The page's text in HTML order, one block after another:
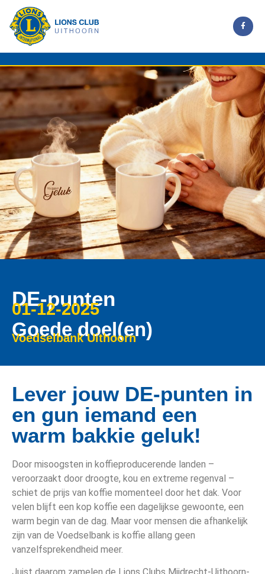
DE-punten
01-12-2025
Goede doel(en)
Voedselbank Uithoorn
Lever jouw DE-punten in
en gun iemand een
warm bakkie geluk!
Door misoogsten in koffieproducerende landen –
veroorzaakt door droogte, kou en extreme regenval –
schiet de prijs van koffie momenteel door het dak. Voor
velen blijft een kop koffie een dagelijkse gewoonte, een
warm begin van de dag. Maar voor mensen die afhankelijk
zijn van de Voedselbank is koffie allang geen
vanzelfsprekendheid meer.